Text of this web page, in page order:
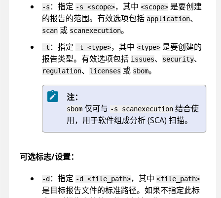
-s ：指定 -s <scope>，其中 <scope> 是要创建
的报告的范围。有效选项包括 application、
scan 或 scanexecution。
-t ：指定 -t <type>，其中 <type> 是要创建的
报告类型。有效选项包括 issues、 security、
regulation、 licenses 或 sbom。
注：
sbom 仅可与 -s scanexecution 结合使
用，用于软件组成分析 (SCA) 扫描。
可选标志/设置：
-d ：指定 -d <file_path>，其中 <file_path>
是目标报告文件的标准路径。如果不指定此标